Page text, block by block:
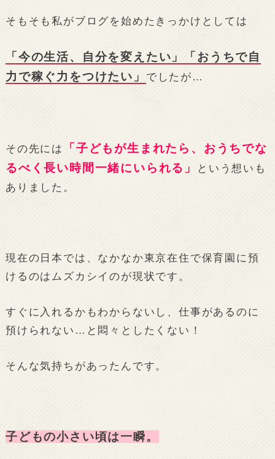
そもそも私がブログを始めたきっかけとしては
「今の生活、自分を変えたい」「おうちで自
力で稼ぐ力をつけたい」 でしたが…
その先には
「子どもが生まれたら、おうちでな
るべく長い時間一緒にいられる」
という想いも
ありました。
現在の日本では、なかなか東京在住で保育園に預
けるのはムズカシイのが現状です。
すぐに入れるかもわからないし、仕事があるのに
預けられない…と悶々としたくない！
そんな気持ちがあったんです。
子どもの小さい頃は一瞬。